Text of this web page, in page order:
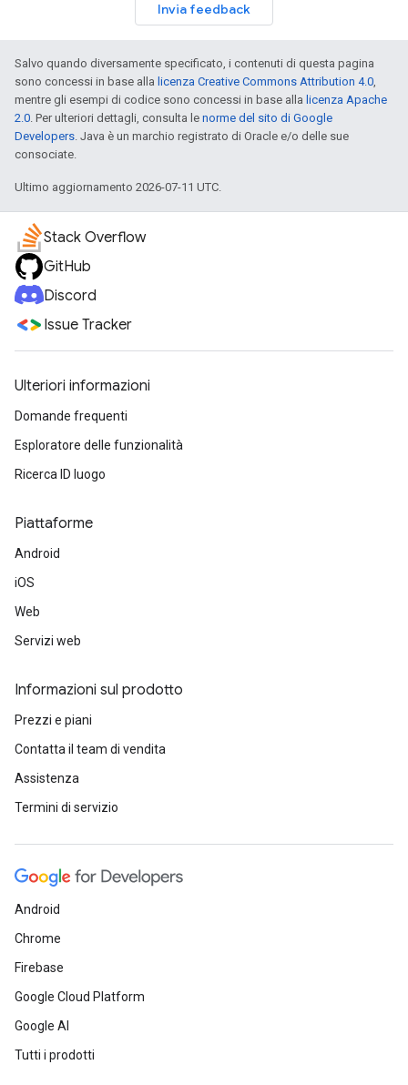
Invia feedback
Salvo quando diversamente specificato, i contenuti di questa pagina
sono concessi in base alla licenza Creative Commons Attribution 4.0,
mentre gli esempi di codice sono concessi in base alla licenza Apache
2.0. Per ulteriori dettagli, consulta le norme del sito di Google
Developers. Java è un marchio registrato di Oracle e/o delle sue
consociate.
Ultimo aggiornamento 2026-07-11 UTC.
Stack Overflow
GitHub
Discord
Issue Tracker
Ulteriori informazioni
Domande frequenti
Esploratore delle funzionalità
Ricerca ID luogo
Piattaforme
Android
iOS
Web
Servizi web
Informazioni sul prodotto
Prezzi e piani
Contatta il team di vendita
Assistenza
Termini di servizio
Android
Chrome
Firebase
Google Cloud Platform
Google AI
Tutti i prodotti